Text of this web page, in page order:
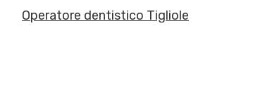
Operatore dentistico Tigliole